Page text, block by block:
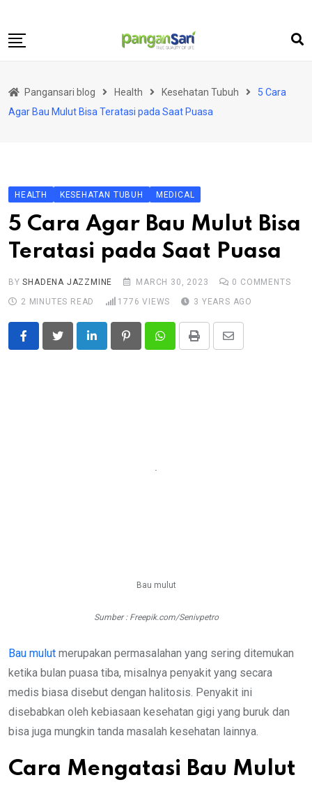
to
Food
Business
Science and Technology
Pangansari blog Health Kesehatan Tubuh
5 Cara
Agar Bau Mulut Bisa Teratasi pada Saat Puasa
HEALTH KESEHATAN TUBUH MEDICAL
5 Cara Agar Bau Mulut Bisa
Teratasi pada Saat Puasa
BYSHADENA JAZZMINE MARCH 30, 2023 0 COMMENTS
2 MINUTES READ
1776 VIEWS 3 YEARS AGO
LinkedIn PinterestWhatsappPrint
Share
Bau mulut
Sumber : Freepik.com/Senivpetro
Bau mulut merupakan permasalahan yang sering ditemukan
ketika bulan puasa tiba, misalnya penyakit yang secara
medis biasa disebut dengan halitosis. Penyakit ini
disebabkan oleh kebiasaan kesehatan gigi yang buruk dan
bisa juga mungkin tanda masalah kesehatan lainnya.
Cara Mengatasi Bau Mulut